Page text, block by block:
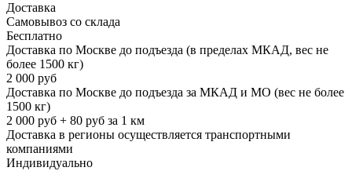
Доставка
Самовывоз со склада
Бесплатно
Доставка по Москве до подъезда (в пределах МКАД, вес не
более 1500 кг)
2 000 руб
Доставка по Москве до подъезда за МКАД и МО (вес не более
1500 кг)
2 000 руб + 80 руб за 1 км
Доставка в регионы осуществляется транспортными
компаниями
Индивидуально